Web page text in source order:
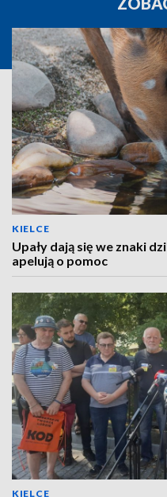
KIELCE
Upały dają się we znaki
apelują o pomoc
KIELCE